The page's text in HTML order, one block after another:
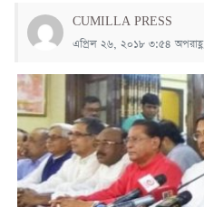
CUMILLA PRESS
এপ্রিল ২৬, ২০১৮ ৩:৫৪ অপরাহ্ণ